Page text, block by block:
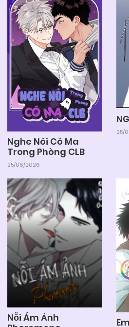
Nghe Nói Có Ma
Trong Phòng CLB
25/06/2026
25/
Nỗi Ám Ảnh